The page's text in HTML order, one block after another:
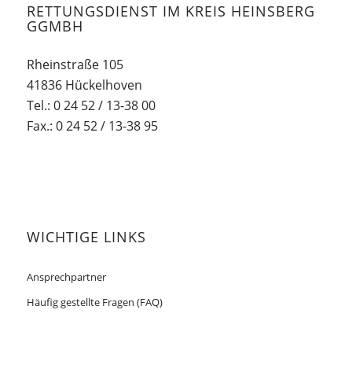
RETTUNGSDIENST IM KREIS HEINSBERG
GGMBH
Rheinstraße 105
41836 Hückelhoven
Tel.: 0 24 52 / 13-38 00
Fax.: 0 24 52 / 13-38 95
WICHTIGE LINKS
Ansprechpartner
Häufig gestellte Fragen (FAQ)